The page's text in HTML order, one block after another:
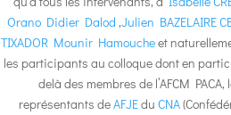
Orano Didier Dalod ,Julien BAZELAIRE
TIXADOR Mounir Hamoucheet
les participants au colloque dont en
delà des membres de l’AFCM PACA,
représentants deAFJEdu CNA